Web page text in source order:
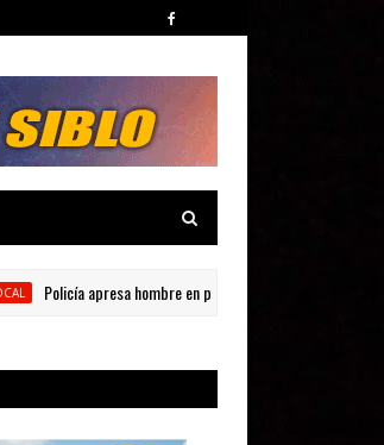
Policía apresa hombre en presunta por posesión de